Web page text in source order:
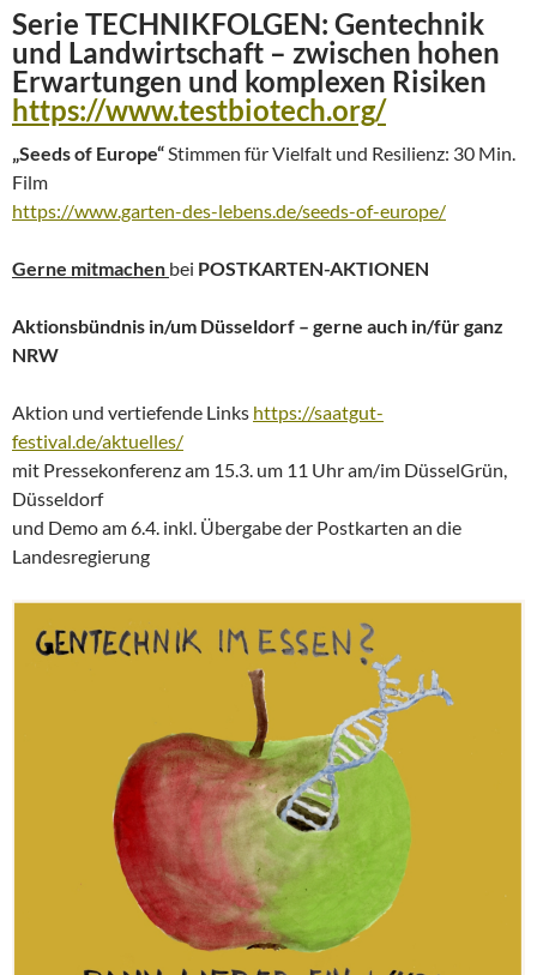
Serie TECHNIKFOLGEN: Gentechnik
und Landwirtschaft – zwischen hohen
Erwartungen und komplexen Risiken
https://www.testbiotech.org/
„Seeds of Europe“Stimmen für Vielfalt und Resilienz: 30 Min.
Film
https://www.garten-des-lebens.de/seeds-of-europe/
Gerne mitmachen bei POSTKARTEN-AKTIONEN
Aktionsbündnis in/um Düsseldorf – gerne auch in/für ganz
NRW
Aktion und vertiefende Links https://saatgut-
festival.de/aktuelles/
mit Pressekonferenz am 15.3. um 11 Uhr am/im DüsselGrün,
Düsseldorf
und Demo am 6.4. inkl. Übergabe der Postkarten an die
Landesregierung